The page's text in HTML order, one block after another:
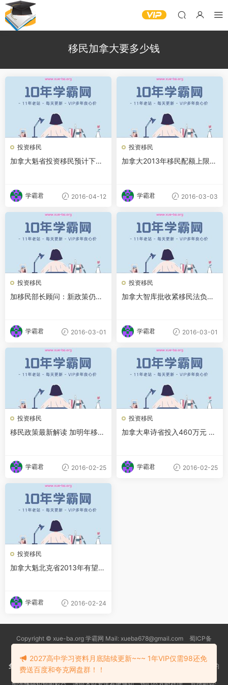
移民加拿大要多少钱
投资移民
加拿大魁省投资移民预计下月
学霸君 2016-04-12
投资移民
加拿大2013年移民配额上限2
学霸君 2016-03-03
投资移民
加移民部长顾问：新政策仍难
学霸君 2016-03-01
投资移民
加拿大智库批收紧移民法负面
学霸君 2016-03-01
投资移民
移民政策最新解读 加明年移民
学霸君 2016-02-25
投资移民
加拿大卑诗省投入460万元 助
学霸君 2016-02-25
投资移民
加拿大魁北克省2013年有望重
学霸君 2016-02-24
Copyright © xue-ba.org 学霸网 Mail: xueba678@gmail.com 蜀ICP备
常见问题
更新日志 忘记密码本站推荐浏览器：Edge浏览器
免责声明：本站资源均搜索自互联网和网友分享,仅供大家学习交流,不对资料的
真实性和安全性负责！
2027高中学习资料月底陆续更新~~~ 1年VIP仅需98还免
费送百度和夸克网盘群！！